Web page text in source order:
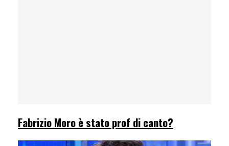
Fabrizio Moro è stato prof di canto?